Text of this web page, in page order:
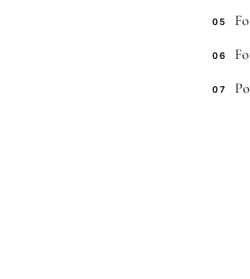
05
06
07